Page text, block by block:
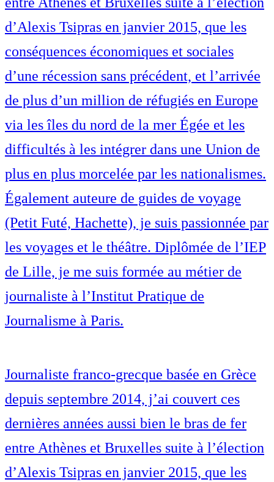
d’Alexis Tsipras en janvier 2015, que les
conséquences économiques et sociales
d’une récession sans précédent, et l’arrivée
de plus d’un million de réfugiés en Europe
via les îles du nord de la mer Égée et les
difficultés à les intégrer dans une Union de
plus en plus morcelée par les nationalismes.
Également auteure de guides de voyage
(Petit Futé, Hachette), je suis passionnée par
les voyages et le théâtre. Diplômée de l’IEP
de Lille, je me suis formée au métier de
journaliste à l’Institut Pratique de
Journalisme à Paris.
Journaliste franco-grecque basée en Grèce
depuis septembre 2014, j’ai couvert ces
dernières années aussi bien le bras de fer
entre Athènes et Bruxelles suite à l’élection
d’Alexis Tsipras en janvier 2015, que les